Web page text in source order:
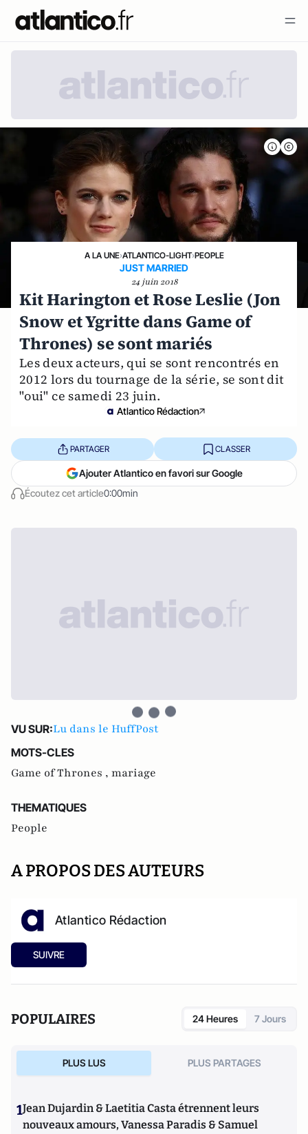
A LA UNE›ATLANTICO-LIGHT›PEOPLE
JUST MARRIED
24 juin 2018
Kit Harington et Rose Leslie (Jon
Snow et Ygritte dans Game of
Thrones) se sont mariés
Les deux acteurs, qui se sont rencontrés en
2012 lors du tournage de la série, se sont dit
"oui" ce samedi 23 juin.
Atlantico Rédaction
Écoutez cet article0:00min
PARTAGER CLASSER
Ajouter Atlantico en favori sur Google
VU SUR:Lu dans le HuffPost
MOTS-CLES
Game of Thrones , mariage
THEMATIQUES
People
A PROPOS DES AUTEURS
Atlantico Rédaction
SUIVRE
POPULAIRES 24 Heures 7 Jours
PLUS LUS PLUS PARTAGES
1Jean Dujardin & Laetitia Casta étrennent leurs
nouveaux amours, Vanessa Paradis & Samuel